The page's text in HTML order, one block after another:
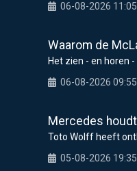
06-08-2026 11:05
06-08-2026 09:55
05-08-2026 19:35